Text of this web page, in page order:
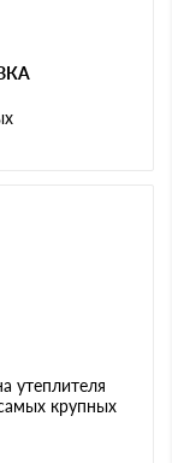
утеплителя
крупных